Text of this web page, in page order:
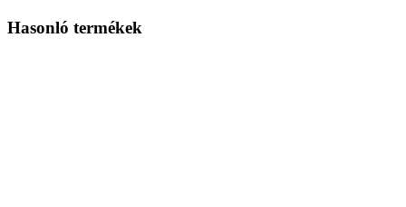
Hasonló termékek